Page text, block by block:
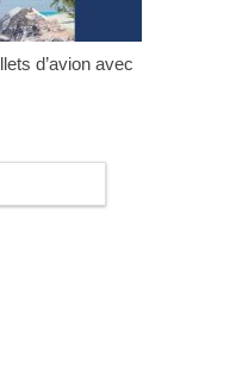
d’avion avec